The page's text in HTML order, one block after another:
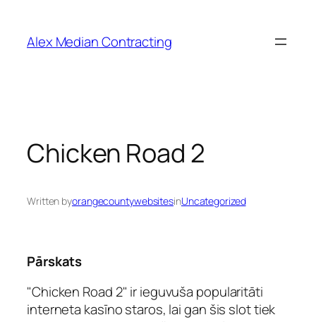
Alex Median Contracting
Chicken Road 2
Written byorangecountywebsitesinUncategorized
Pārskats
"Chicken Road 2" ir ieguvuša popularitāti
interneta kasīno staros, lai gan šis slot tiek